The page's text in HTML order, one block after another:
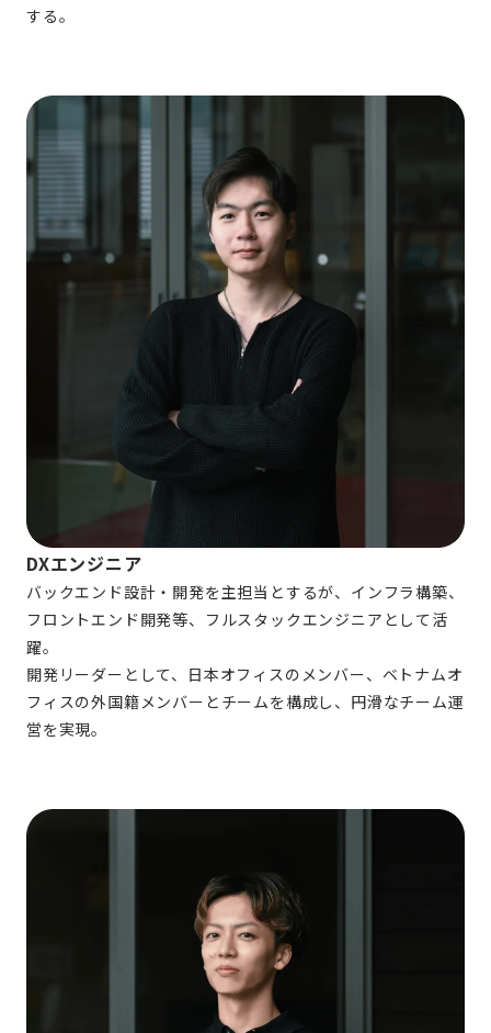
する。
DXエンジニア
バックエンド設計・開発を主担当とするが、インフラ構築、
フロントエンド開発等、フルスタックエンジニアとして活
躍。
開発リーダーとして、日本オフィスのメンバー、ベトナムオ
フィスの外国籍メンバーとチームを構成し、円滑なチーム運
営を実現。